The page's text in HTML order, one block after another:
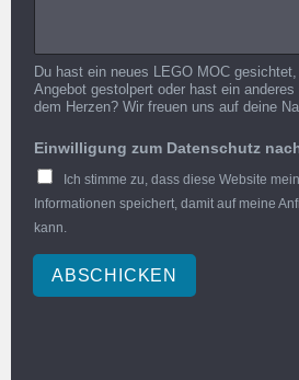
Du hast ein neues LEGO MOC
Angebot gestolpert oder hast ein
dem Herzen? Wir freuen uns auf deine
Einwilligung zum Datenschutz
Ich stimme zu, dass diese Website
Informationen speichert, damit auf meine
kann.
ABSCHICKEN